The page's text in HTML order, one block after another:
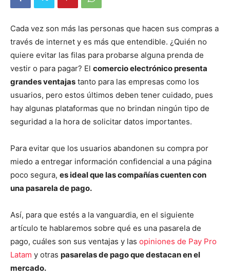
Cada vez son más las personas que hacen sus compras a
través de internet y es más que entendible. ¿Quién no
quiere evitar las filas para probarse alguna prenda de
vestir o para pagar? El comercio electrónico presenta
grandes ventajas tanto para las empresas como los
usuarios, pero estos últimos deben tener cuidado, pues
hay algunas plataformas que no brindan ningún tipo de
seguridad a la hora de solicitar datos importantes.
Para evitar que los usuarios abandonen su compra por
miedo a entregar información confidencial a una página
poco segura, es ideal que las compañías cuenten con
una pasarela de pago.
Así, para que estés a la vanguardia, en el siguiente
artículo te hablaremos sobre qué es una pasarela de
pago, cuáles son sus ventajas y las opiniones de Pay Pro
Latam y otras pasarelas de pago que destacan en el
mercado.